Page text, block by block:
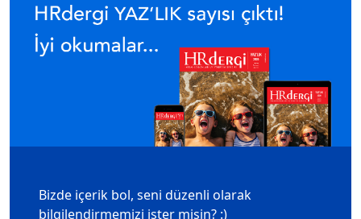
Bizde içerik bol, seni düzenli olarak
bilgilendirmemizi ister misin? :)